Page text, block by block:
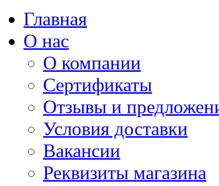
Главная
О нас
О компании
Сертификаты
Отзывы и
Условия доставки
Вакансии
Реквизиты магазина